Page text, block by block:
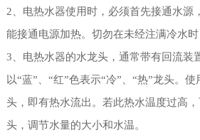
2、电热水器使用时，必须首先接通水源
能接通电源加热。切勿在未经注满冷水时
3、电热水器的水龙头，通常带有回流装
以“蓝”、“红”色表示“冷”、“热”龙头。
头，即有热水流出。若此热水温度过高
头，调节水量的大小和水温。